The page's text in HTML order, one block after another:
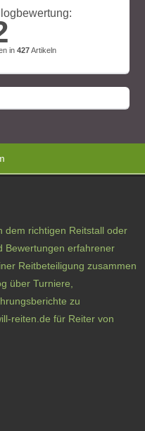
in 427Artikeln
dem richtigen Reitstall oder
Bewertungen erfahrener
Reitbeteiligung zusammen
über Turniere,
zu
reiten.de für Reiter von